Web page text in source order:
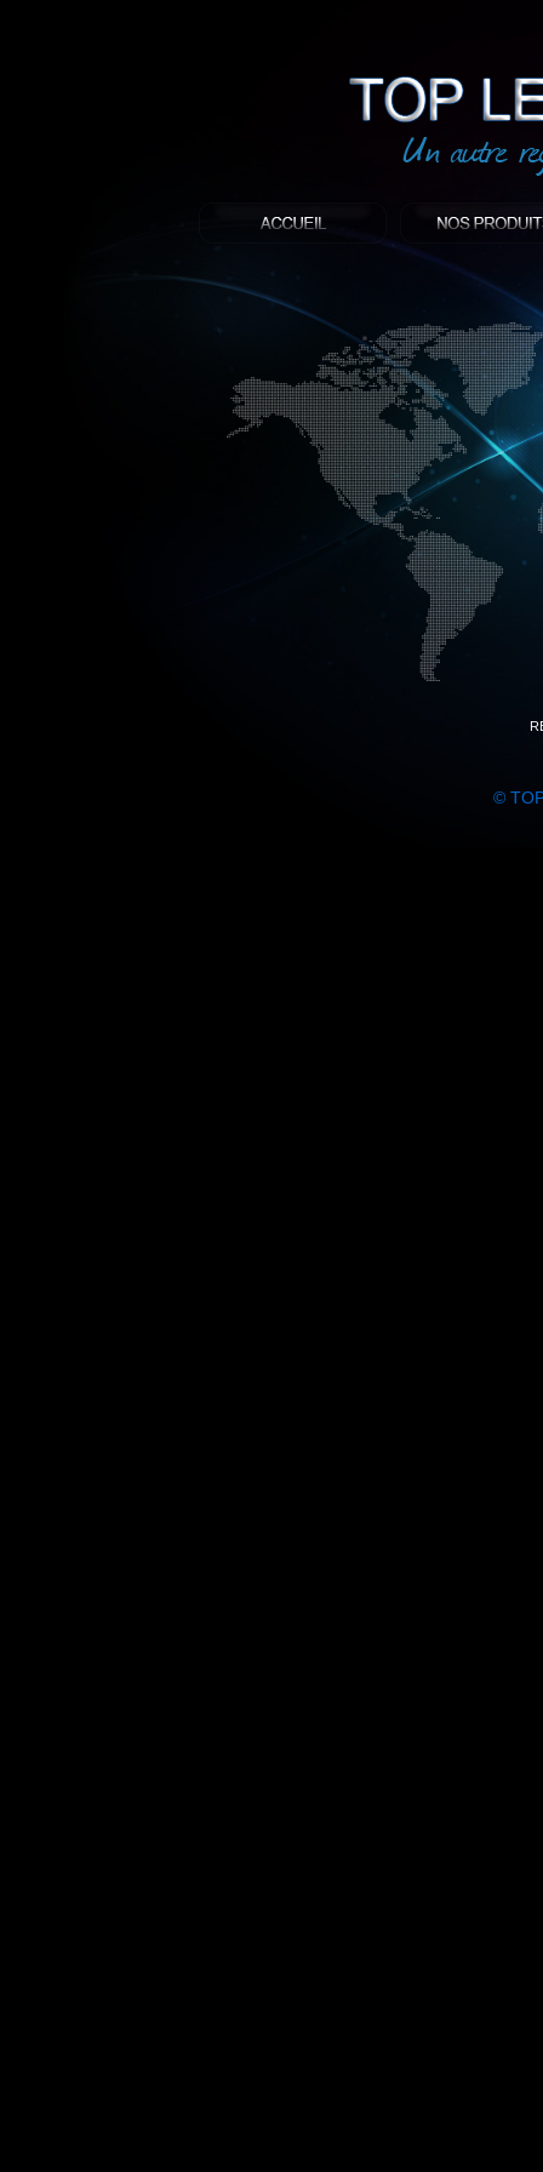
©
: Top led world
Produit décoratif led
Objet publicitaire led
éclairage blanc led
Enseigne publicitaire
Fabriquant et distributeur français
gamme à base de LED.
led, Topledworld, top led world, top
économie énergie, edf, lumière,